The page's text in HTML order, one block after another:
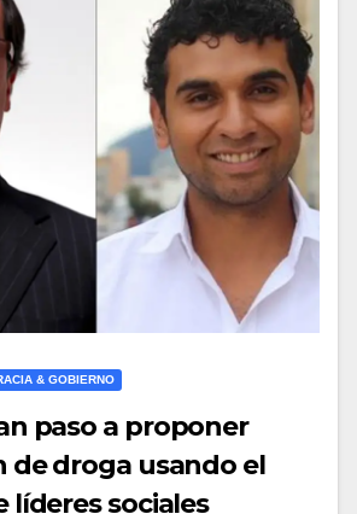
& GOBIERNO
paso a proponer
de droga usando el
líderes sociales